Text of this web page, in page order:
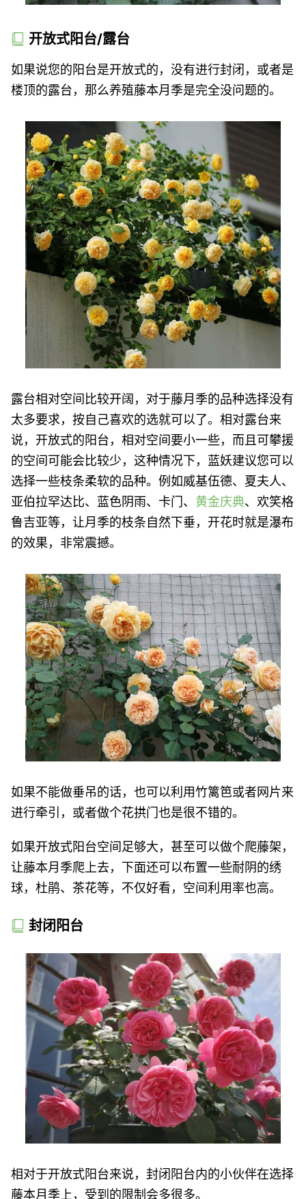
开放式阳台/露台
如果说您的阳台是开放式的，没有进行封闭，或者是
楼顶的露台，那么养殖藤本月季是完全没问题的。
露台相对空间比较开阔，对于藤月季的品种选择没有
太多要求，按自己喜欢的选就可以了。相对露台来
说，开放式的阳台，相对空间要小一些，而且可攀援
的空间可能会比较少，这种情况下，蓝妖建议您可以
选择一些枝条柔软的品种。例如威基伍德、夏夫人、
亚伯拉罕达比、蓝色阴雨、卡门、 黄金庆典、欢笑格
鲁吉亚等，让月季的枝条自然下垂，开花时就是瀑布
的效果，非常震撼。
如果不能做垂吊的话，也可以利用竹篱笆或者网片来
进行牵引，或者做个花拱门也是很不错的。
如果开放式阳台空间足够大，甚至可以做个爬藤架，
让藤本月季爬上去，下面还可以布置一些耐阴的绣
球，杜鹃、茶花等，不仅好看，空间利用率也高。
封闭阳台
相对于开放式阳台来说，封闭阳台内的小伙伴在选择
藤本月季上，受到的限制会多很多。